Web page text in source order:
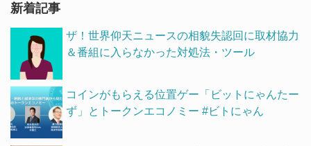
新着記事
ザ！世界仰天ニュースの相貌失認回に取材協力
＆番組に入らなかった対処法・ツール
コインがもらえる位置ゲー「ビットにゃんたー
ず」とトークンエコノミー #ビトにゃん